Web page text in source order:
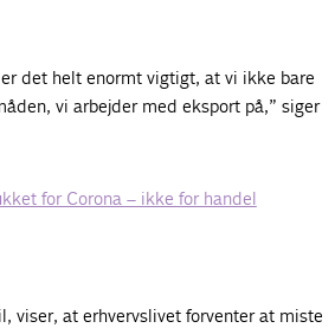
det helt enormt vigtigt, at vi ikke bare
vi arbejder med eksport på,” siger
for Corona – ikke for handel
viser, at erhvervslivet forventer at miste